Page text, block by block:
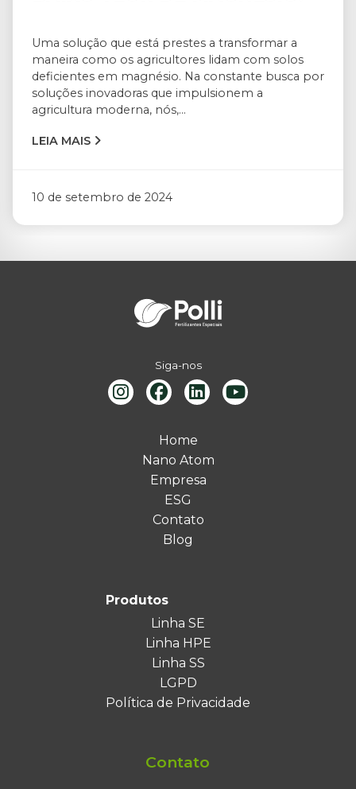
Uma solução que está prestes a transformar a
maneira como os agricultores lidam com solos
deficientes em magnésio. Na constante busca por
soluções inovadoras que impulsionem a
agricultura moderna, nós,...
LEIA MAIS
10 de setembro de 2024
Siga-nos
Home
Nano Atom
Empresa
ESG
Contato
Blog
Produtos
Linha SE
Linha HPE
Linha SS
LGPD
Política de Privacidade
Contato